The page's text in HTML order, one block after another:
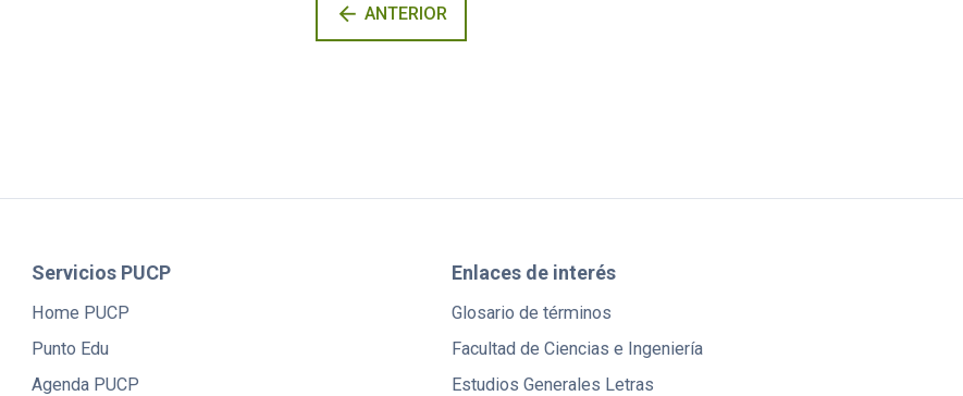
arrow_back ANTERIOR
Servicios PUCP
Home PUCP
Punto Edu
Agenda PUCP
Enlaces de interés
Glosario de términos
Facultad de Ciencias e Ingeniería
Estudios Generales Letras